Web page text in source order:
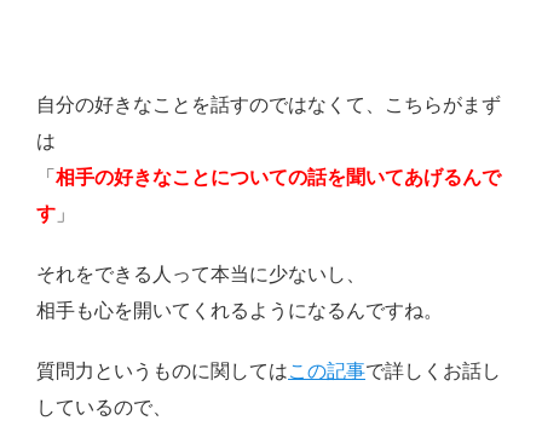
自分の好きなことを話すのではなくて、こちらがまず
は
「 相手の好きなことについての話を聞いてあげるんで
す 」
それをできる人って本当に少ないし、
相手も心を開いてくれるようになるんですね。
質問力というものに関してはこの記事で詳しくお話し
しているので、